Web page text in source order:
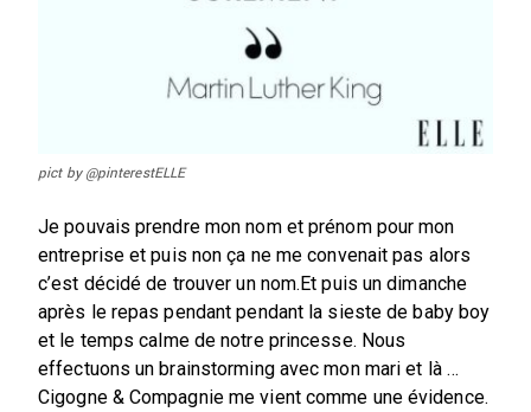
pict by @pinterestELLE
Je pouvais prendre mon nom et prénom pour mon
entreprise et puis non ça ne me convenait pas alors
c’est décidé de trouver un nom.Et puis un dimanche
après le repas pendant pendant la sieste de baby boy
et le temps calme de notre princesse. Nous
effectuons un brainstorming avec mon mari et là …
Cigogne & Compagnie me vient comme une évidence.